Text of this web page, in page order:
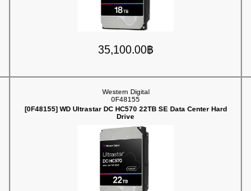
35,100.00฿
Western Digital
0F48155
[0F48155] WD Ultrastar DC HC570 22TB SE Data Center Hard
Drive